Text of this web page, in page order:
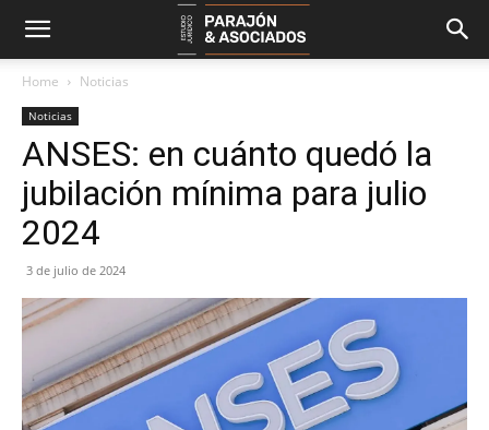
Home Noticias
Noticias
ANSES: en cuánto quedó la
jubilación mínima para julio
2024
3 de julio de 2024